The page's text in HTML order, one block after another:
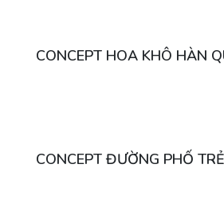
CONCEPT HOA KHÔ HÀN
CONCEPT ĐƯỜNG PHỐ